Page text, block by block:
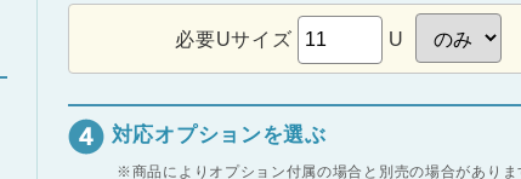
必要Uサイズ U
対応オプションを選ぶ
※商品によりオプション付属の場合と別売の場合がありま